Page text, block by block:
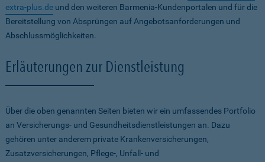
extra-plus.de und den weiteren Barmenia-Kundenportalen und für die
Bereitstellung von Absprüngen auf Angebotsanforderungen und
Abschlussmöglichkeiten.
Erläuterungen zur Dienstleistung
Über die oben genannten Seiten bieten wir ein umfassendes Portfolio
an Versicherungs- und Gesundheitsdienstleistungen an. Dazu
gehören unter anderem private Krankenversicherungen,
Zusatzversicherungen, Pflege-, Unfall- und